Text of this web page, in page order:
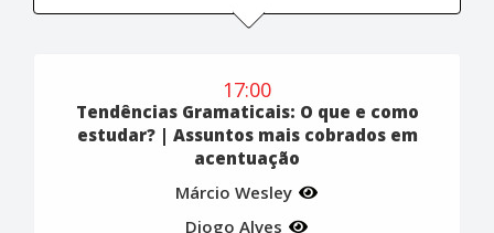
17:00
Tendências Gramaticais: O que e como
estudar? | Assuntos mais cobrados em
acentuação
Márcio Wesley
Diogo Alves